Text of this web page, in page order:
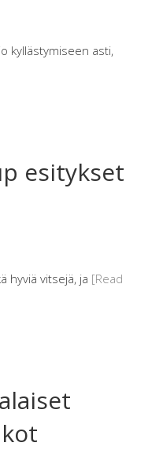
kyllästymiseen asti,
esitykset
hyviä vitsejä, ja [Read